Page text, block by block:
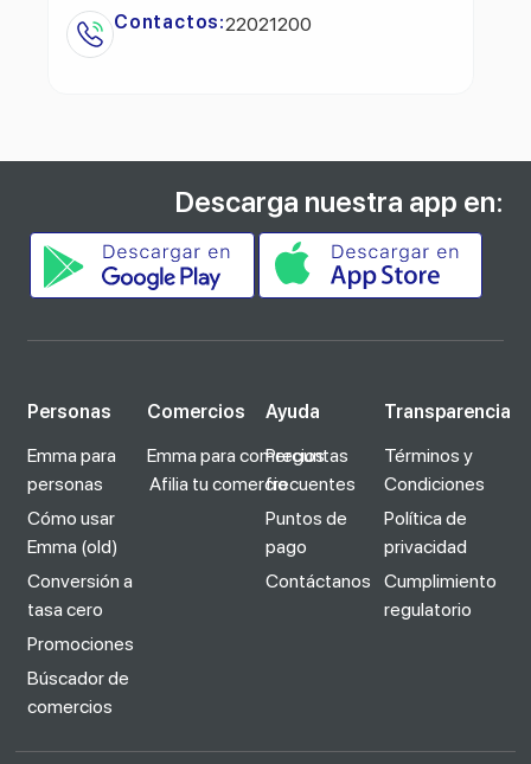
Contactos:22021200
Descarga nuestra app en:
Personas
Emma para
personas
Cómo usar
Emma (old)
Conversión a
tasa cero
Promociones
Búscador de
comercios
Comercios
Emma para comercios
Afilia tu comercio
Ayuda
Preguntas
frecuentes
Puntos de
pago
Contáctanos
Transparencia
Términos y
Condiciones
Política de
privacidad
Cumplimiento
regulatorio